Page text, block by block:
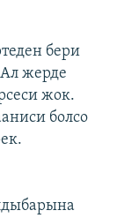
бери
жерде
жок.
болсо